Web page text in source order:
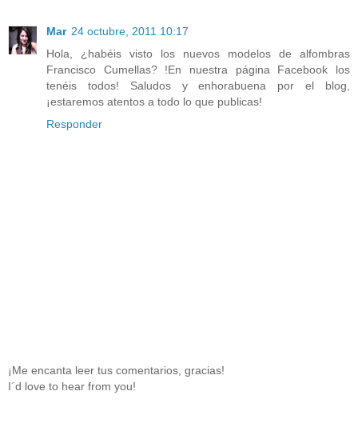
Mar 24 octubre, 2011 10:17
Hola, ¿habéis visto los nuevos modelos de alfombras
Francisco Cumellas? !En nuestra página Facebook los
tenéis todos! Saludos y enhorabuena por el blog,
¡estaremos atentos a todo lo que publicas!
Responder
¡Me encanta leer tus comentarios, gracias!
I´d love to hear from you!